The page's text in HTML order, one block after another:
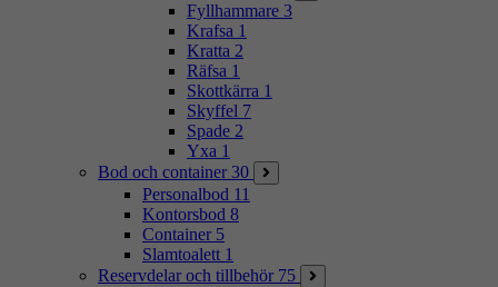
Fyllhammare 3
Krafsa 1
Kratta 2
Räfsa 1
Skottkärra 1
Skyffel 7
Spade 2
Yxa 1
Bod och container 30
Personalbod 11
Kontorsbod 8
Container 5
Slamtoalett 1
Reservdelar och tillbehör 75